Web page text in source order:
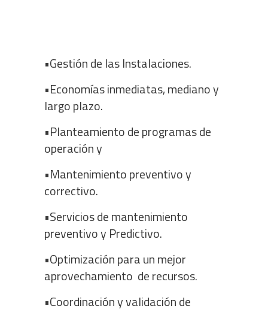
•Gestión de las Instalaciones.
•Economías inmediatas, mediano y
largo plazo.
•Planteamiento de programas de
operación y
•Mantenimiento preventivo y
correctivo.
•Servicios de mantenimiento
preventivo y Predictivo.
•Optimización para un mejor
aprovechamiento de recursos.
•Coordinación y validación de